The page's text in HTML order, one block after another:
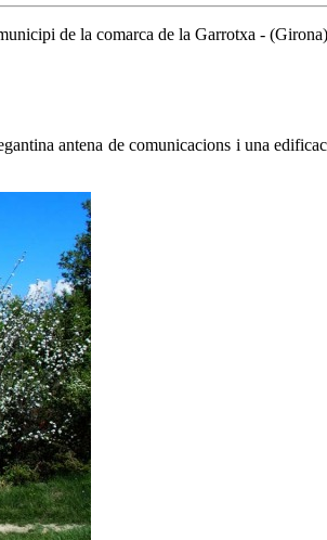
de la comarca de la Garrotxa -
antena de comunicacions i una